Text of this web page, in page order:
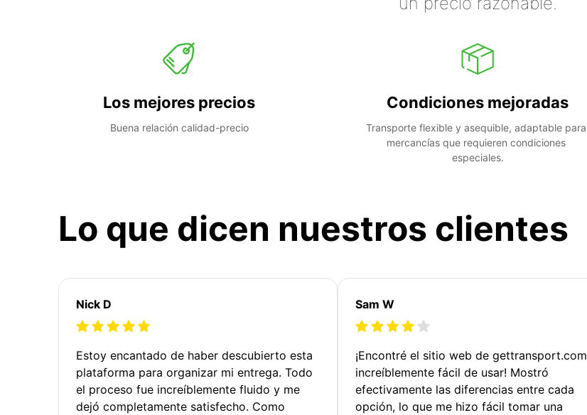
Los mejores precios
Buena relación calidad-precio
Condiciones mejoradas
Transporte flexible y asequible, adaptable para
mercancías que requieren condiciones
especiales.
Lo que dicen nuestros clientes
Nick D
Estoy encantado de haber descubierto esta
plataforma para organizar mi entrega. Todo
el proceso fue increíblemente fluido y me
dejó completamente satisfecho. Como
Sam W
¡Encontré el sitio web de gettransport.com
increíblemente fácil de usar! Mostró
efectivamente las diferencias entre cada
opción, lo que me hizo fácil tomar una